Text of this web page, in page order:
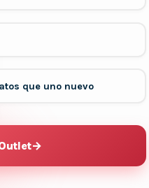
que uno nuevo
→